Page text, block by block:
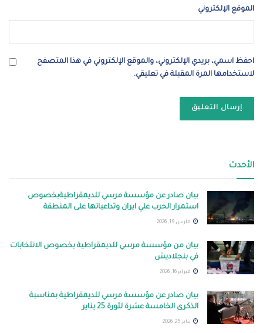
الموقع الإلكتروني
احفظ اسمي، بريدي الإلكتروني، والموقع الإلكتروني في هذا المتصفح
لاستخدامها المرة المقبلة في تعليقي.
الأحدث
بيان صادر عن مؤسسة مرسي للديمقراطيةبخصوص
استمرار الحرب علي ايران وتداعياتها على المنطقة
مارس 19, 2026
بيان من مؤسسة مرسي للديمقراطية بخصوص الانتخابات
في بنجلاديش
فبراير 16, 2026
بيان صادر عن مؤسسة مرسي للديمقراطية بمناسبة
الذكرى الخامسة عشرة لثورة 25 يناير
يناير 25, 2026